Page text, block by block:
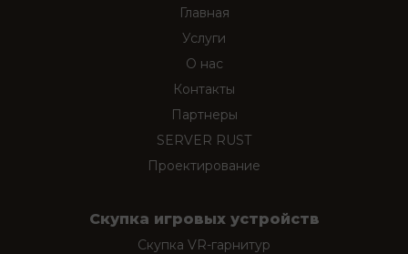
Главная
Услуги
О нас
Контакты
Партнеры
SERVER RUST
Проектирование
Скупка игровых устройств
Скупка VR-гарнитур